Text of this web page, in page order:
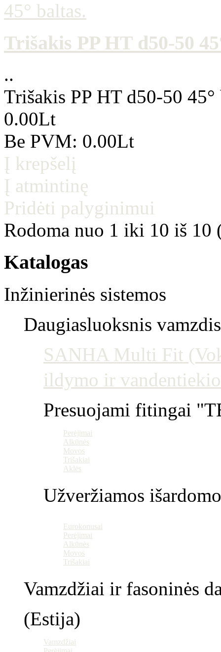
Trišakis PP HT d50-50
..
Trišakis PP HT d50-50 45°
0.00Lt
Be PVM: 0.00Lt
Į krepšelį
Į atmintinę
Pridėti palyginimui
Rodoma nuo 1 iki 10 iš 10
Katalogas
Inžinierinės sistemos
Daugiasluoksnis
SANHA Multi Fit
ildymo ir
Presuojami fitingai
Perėjimai
Alkūnės
Movos
Trišakiai
Aklės
Užveržiamos
Eurokonusai
Perėjimai
Alkūnės
Movos
Trišakiai
Vamzdžiai ir fasoninės
(Estija)
Vamzdžiai